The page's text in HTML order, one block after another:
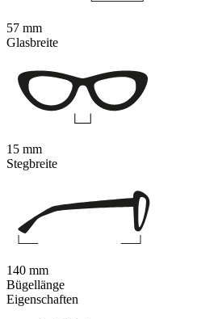
Eigenschaften
57 mm
Glasbreite
15 mm
Stegbreite
140 mm
Bügellänge